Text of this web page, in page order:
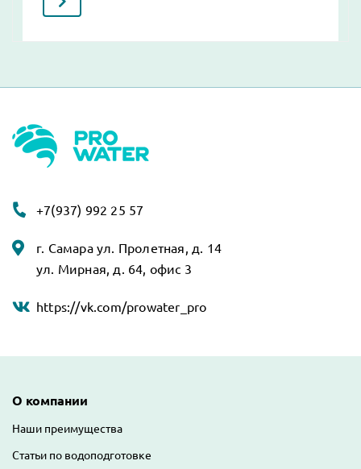
+7(937) 992 25 57
г. Самара ул. Пролетная, д. 14
ул. Мирная, д. 64, офис 3
https://vk.com/prowater_pro
Основная навигация
О компании
Наши преимущества
Статьи по водоподготовке